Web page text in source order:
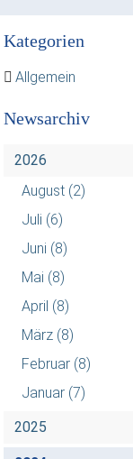
Kategorien
Allgemein
Newsarchiv
2026
August (2)
Juli (6)
Juni (8)
Mai (8)
April (8)
März (8)
Februar (8)
Januar (7)
2025